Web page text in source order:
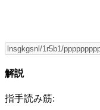
解説
指手読み筋: